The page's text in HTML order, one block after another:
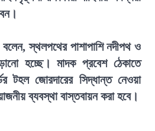
স্থলপথের পাশাপাশি নদীপথ ও
হচ্ছে। মাদক প্রবেশ ঠেকাতে
টহল জোরদারের সিদ্ধান্ত নেওয়া
ব্যবস্থা বাস্তবায়ন করা হবে।